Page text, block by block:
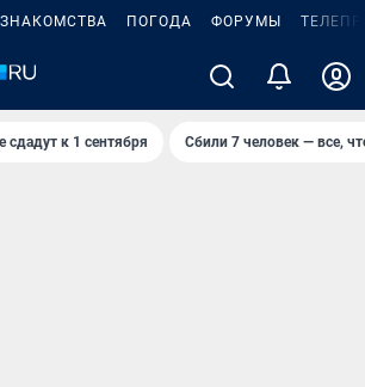
ЗНАКОМСТВА ПОГОДА ФОРУМЫ
сдадут к 1 сентября Сбили 7 человек — все,